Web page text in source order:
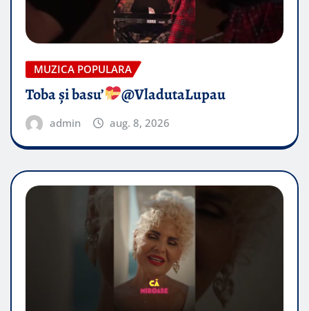
MUZICA POPULARA
Toba și basu’ @VladutaLupau
admin aug. 8, 2026